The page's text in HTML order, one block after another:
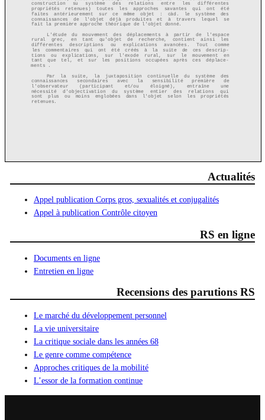
Actualités
Appel publication Corps gros, sexualités et conjugalités
Appel à publication Contrôle citoyen
RS en ligne
Documents en ligne
Entretien en ligne
Recensions des parutions RS
Le marché du développement personnel
La vie universitaire
La critique sociale dans les années 68
Le genre comme compétence
Approches critiques de la mobilité
L’essor de la formation continue